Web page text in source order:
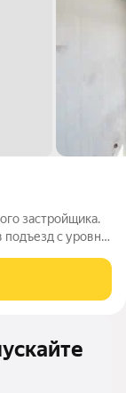
застройщика.
с уровня